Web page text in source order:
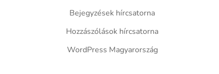
Bejegyzések hírcsatorna
Hozzászólások hírcsatorna
WordPress Magyarország